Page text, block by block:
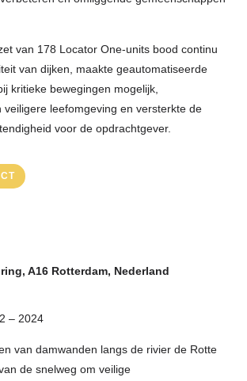
van 178 Locator One-units bood continu
van dijken, maakte geautomatiseerde
kritieke bewegingen mogelijk,
veiligere leefomgeving en versterkte de
voor de opdrachtgever.
A16 Rotterdam, Nederland
– 2024
van damwanden langs de rivier de Rotte
de snelweg om veilige